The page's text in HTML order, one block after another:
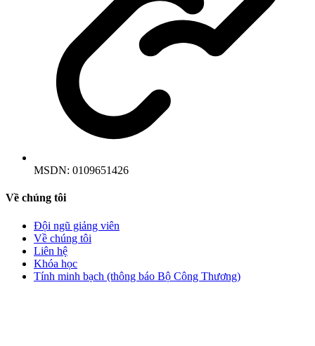
MSDN: 0109651426
Về chúng tôi
Đội ngũ giảng viên
Về chúng tôi
Liên hệ
Khóa học
Tính minh bạch (thông báo Bộ Công Thương)